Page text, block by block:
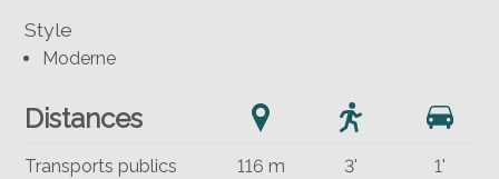
Style
Moderne
Distances
Transports publics 116 m 3' 1'